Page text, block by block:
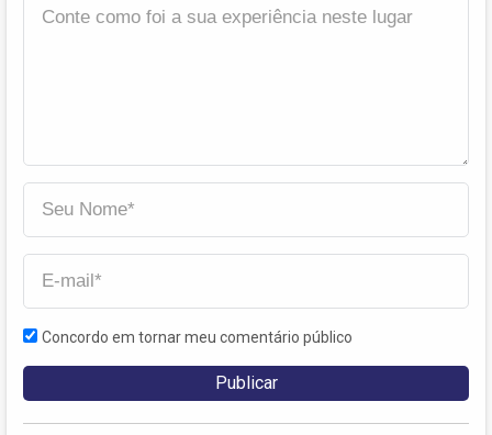
Concordo em tornar meu comentário público